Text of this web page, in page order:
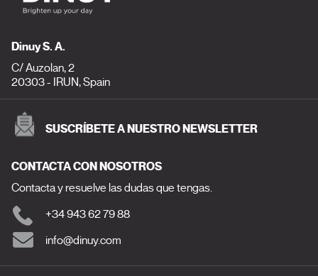
Dinuy S. A.
C/ Auzolan, 2
20303 - IRUN, Spain
SUSCRÍBETE A NUESTRO NEWSLETTER
CONTACTA CON NOSOTROS
Contacta y resuelve las dudas que tengas.
+34 943 62 79 88
info@dinuy.com